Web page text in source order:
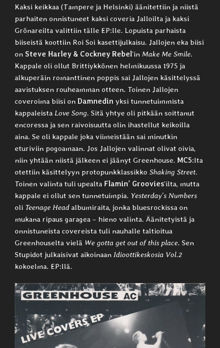
Kaksi keikkaa (Tampere ja Helsinki) äänitettiin ja niistä
parhaiten onnistuneet kaksi coveria Jalloilta ja kaksi
Grönareilta valittiin tälle EP:lle. Lopuista parhaista
biiseistä koottiin Roi Soi kasettijulkaisu. Jallojen eka biisi
on Steve Harley & Cockney Rebel’in Make Me Smile.
Kappale oli ollut Brittiykkönen helmikuussa 1975 ja
alkuperäin romanttinen poppis sai Jallojen käsittelyssä
aavistuksen rouheamman otteen. Toinen Jallojen
coveroima biisi on Damnedin yksi tunnetuimmista
kappaleista Love Song. Sitä yhtye oli pitkään soittanut
encoressa ja sen raivoisuutta olin ihastellut keikoilla
aina. Se oli kappale joka viimeistään sai minutkin
eturiviin pogoamaan. Jos Jallojen valinnat olivat oivia,
niin yhtään niistä jälkeen ei jäänyt Greenhouse. MC5:lta
otettiin käsittelyyn protopunkklassikko Shaking Street.
Toinen valinta tuli upealta Flamin’ Groovies’ilta, mutta
kappale ei ollut sen tunnetuimpia. Yesterday’s Numbers
oli Teenage Head albumiraita, jonka bluesrockissa on
mukana ripaus garagea – hieno valinta. Äänitetyistä ja
onnistuneista covereista tuli nauhalle taltioitua
Greenhouselta vielä We gotta get out of this place. Sen
Stupidot julkaisivat aikoinaan Idioottikeskosia Vol.2
kokoelma. EP:llä.